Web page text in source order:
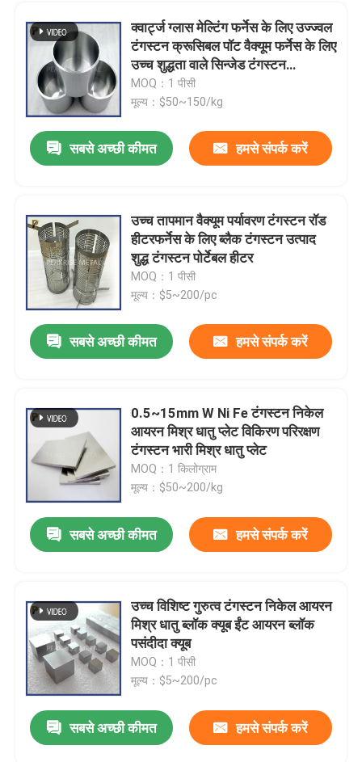
क्वार्ट्ज ग्लास मेल्टिंग फर्नेस के लिए उज्ज्वल
टंगस्टन क्रूसिबल पॉट वैक्यूम फर्नेस के लिए
उच्च शुद्धता वाले सिन्जेड टंगस्टन
क्रूसिबल
MOQ：1 पीसी
मूल्य：$50~150/kg
सबसे अच्छी कीमत हमसे संपर्क करें
उच्च तापमान वैक्यूम पर्यावरण टंगस्टन रॉड
हीटरफर्नेस के लिए ब्लैक टंगस्टन उत्पाद
शुद्ध टंगस्टन पोर्टेबल हीटर
MOQ：1 पीसी
मूल्य：$5~200/pc
सबसे अच्छी कीमत हमसे संपर्क करें
0.5~15mm W Ni Fe टंगस्टन निकेल
आयरन मिश्र धातु प्लेट विकिरण परिरक्षण
टंगस्टन भारी मिश्र धातु प्लेट
MOQ：1 किलोग्राम
मूल्य：$50~200/kg
सबसे अच्छी कीमत हमसे संपर्क करें
उच्च विशिष्ट गुरुत्व टंगस्टन निकेल आयरन
मिश्र धातु ब्लॉक क्यूब ईंट आयरन ब्लॉक
पसंदीदा क्यूब
MOQ：1 पीसी
मूल्य：$5~200/pc
सबसे अच्छी कीमत हमसे संपर्क करें